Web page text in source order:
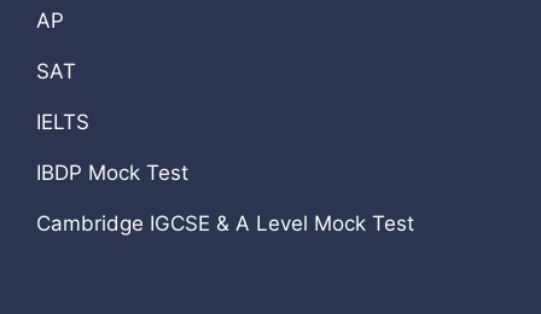
AP
SAT
IELTS
IBDP Mock Test
Cambridge IGCSE & A Level Mock Test